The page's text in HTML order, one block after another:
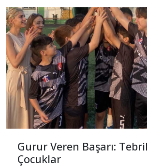
Gurur Veren Başarı:
Çocuklar